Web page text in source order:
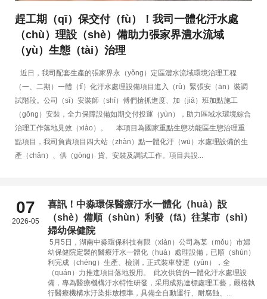
趕工期（qī）保交付（fù）！我司一體化汙水處
（chù）理設（shè）備助力張家界澧水流域
（yù）生態（tài）治理
近日，我司配套生產的張家界永（yǒng）定區澧水流域環境治理工程
（一、二期）一體（tǐ）化汙水處理設備項目進入（rù）緊張安（ān）裝調
試階段。公司（sī）安裝師（shī）傅們搶抓進度、加（jiā）班加點施工
（gōng）安裝，全力保障設備如期交付投運（yùn），助力區域水環境綜合
治理工作落地見效（xiào）。 本項目為國家重點生態功能區生態治理重
點項目，我司負責項目四大站（zhàn）點一體化汙（wū）水處理設備的生
產（chǎn）、供（gòng）貨、安裝及調試工作。項目共設...
07
2026-05
喜訊！中淼環保醫療汙水一體化（huà）設
（shè）備順（shùn）利發（fā）往某市（shì）
婦幼保健院
5月5日，湖南中淼環保科技有限（xiàn）公司為某（mǒu）市婦
幼保健院定製的醫療汙水一體化（huà）處理設備，已順（shùn）
利完成（chéng）生產、檢測，正式裝車發運（yùn），全
（quán）力推進項目落地投用。 此次供貨的一體化汙水處理設
備，專為醫療機構汙水特性研發，采用成熟達標處理工藝，嚴格執
行醫療機構水汙染排放標準，具備全自動運行、耐腐蝕、...